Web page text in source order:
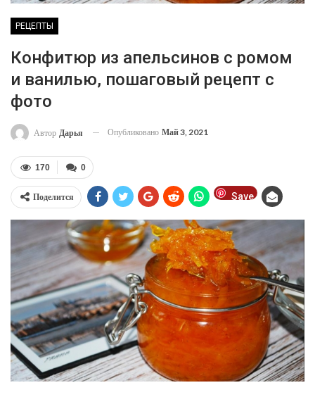
РЕЦЕПТЫ
Конфитюр из апельсинов с ромом
и ванилью, пошаговый рецепт с
фото
Автор Дарья Опубликовано Май 3, 2021
0
170
Поделится Save